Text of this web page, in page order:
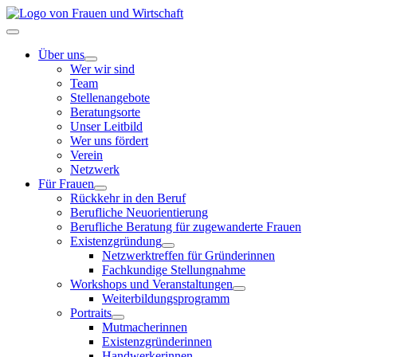
Zum
Inhalt
Toggle
NavigationÜber uns
Wer wir sind
Team
Stellenangebote
Beratungsorte
Unser Leitbild
Wer uns fördert
Verein
Netzwerk
Für Frauen
Rückkehr in den Beruf
Berufliche Neuorientierung
Berufliche Beratung für zugewanderte Frauen
Existenzgründung
Netzwerktreffen für Gründerinnen
Fachkundige Stellungnahme
Workshops und Veranstaltungen
Weiterbildungsprogramm
Portraits
Mutmacherinnen
Existenzgründerinnen